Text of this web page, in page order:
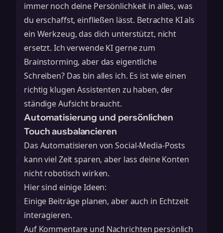
immer noch deine Persönlichkeit in alles, was
du erschaffst, einfließen lässt. Betrachte KI als
ein Werkzeug, das dich unterstützt, nicht
ersetzt. Ich verwende KI gerne zum
Brainstorming, aber das eigentliche
Schreiben? Das bin alles ich. Es ist wie einen
richtig klugen Assistenten zu haben, der
ständige Aufsicht braucht.
Automatisierung und persönlichen
Touch ausbalancieren
Das Automatisieren von Social-Media-Posts
kann viel Zeit sparen, aber lass deine Konten
nicht robotisch wirken.
Hier sind einige Ideen:
Einige Beiträge planen, aber auch in Echtzeit
interagieren.
Auf Kommentare und Nachrichten persönlich